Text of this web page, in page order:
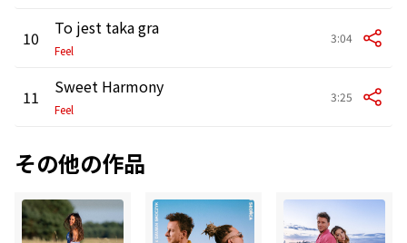
10 To jest taka gra
Feel
3:04
11 Sweet Harmony
Feel
3:25
その他の作品